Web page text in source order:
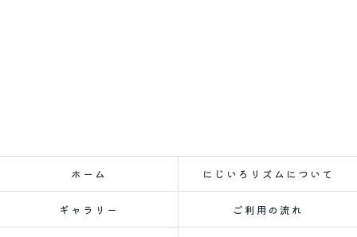
ホーム にじいろリズムについて
ギャラリー ご利用の流れ